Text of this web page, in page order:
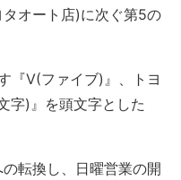
オート店)に次ぐ第5の
『V(ファイブ)』、トヨ
字)』を頭文字とした
転換し、日曜営業の開